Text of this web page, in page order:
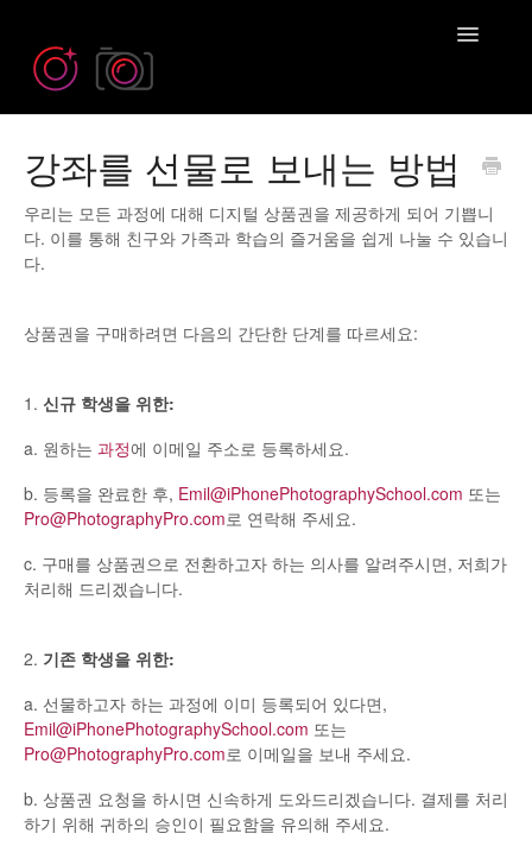
Toggle
Need more help? Contact us at
Emil@iPhonePhotographySchool.com
강좌를 선물로 보내는 방법
우리는 모든 과정에 대해 디지털 상품권을 제공하게 되어 기쁩니
다. 이를 통해 친구와 가족과 학습의 즐거움을 쉽게 나눌 수 있습니
다.
상품권을 구매하려면 다음의 간단한 단계를 따르세요:
1. 신규 학생을 위한:
a. 원하는 과정에 이메일 주소로 등록하세요.
b. 등록을 완료한 후, Emil@iPhonePhotographySchool.com 또는
Pro@PhotographyPro.com로 연락해 주세요.
c. 구매를 상품권으로 전환하고자 하는 의사를 알려주시면, 저희가
처리해 드리겠습니다.
2. 기존 학생을 위한:
a. 선물하고자 하는 과정에 이미 등록되어 있다면,
Emil@iPhonePhotographySchool.com 또는
Pro@PhotographyPro.com로 이메일을 보내 주세요.
b. 상품권 요청을 하시면 신속하게 도와드리겠습니다. 결제를 처리
하기 위해 귀하의 승인이 필요함을 유의해 주세요.